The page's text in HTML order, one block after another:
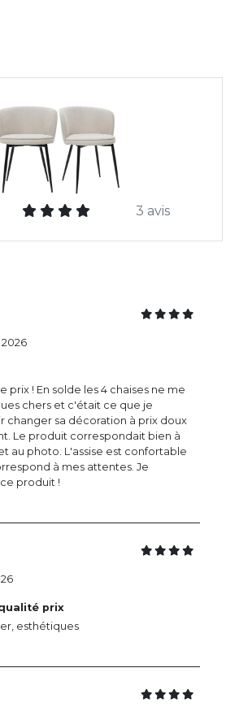
3 avis
prix ! En solde les 4 chaises ne me
chers et c'était ce que je
changer sa décoration à prix doux
Le produit correspondait bien à
au photo. L'assise est confortable
à mes attentes. Je
produit !
prix
esthétiques